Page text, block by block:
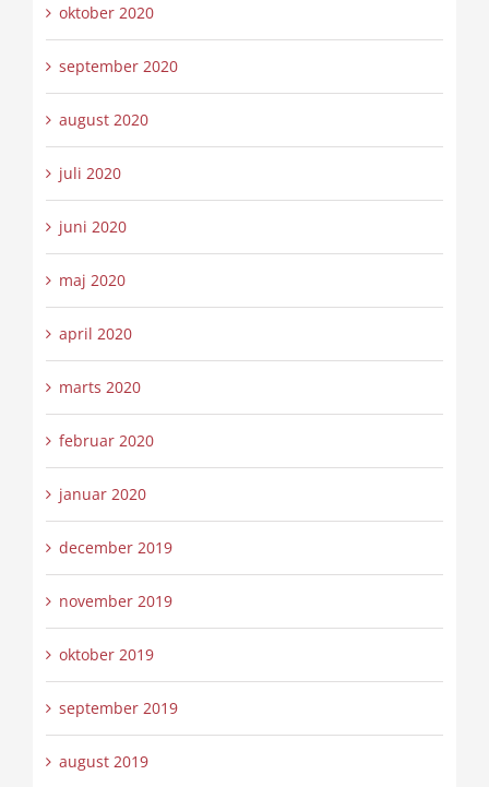
oktober 2020
september 2020
august 2020
juli 2020
juni 2020
maj 2020
april 2020
marts 2020
februar 2020
januar 2020
december 2019
november 2019
oktober 2019
september 2019
august 2019